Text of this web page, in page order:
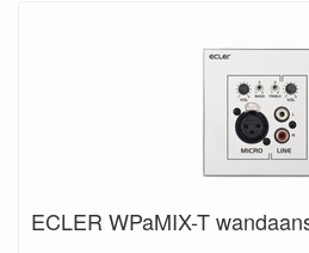
ECLER WPaMIX-T